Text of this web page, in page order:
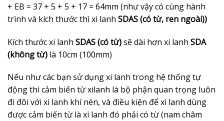
+ EB = 37 + 5 + 5 + 17 = 64mm (như vậy có cùng hành
trình và kích thước thì xi lanh SDAS (có từ, ren ngoài))
Kích thước xi lanh SDAS (có từ)sẽ dài hơn xi lanh SDA
(không từ) là 10cm (100mm)
Nếu như các bạn sử dụng xi lanh trong hệ thống tự
động thì cảm biến từ xilanh là bộ phận quan trọng luôn
đi đôi với xi lanh khí nén, và điều kiện để xi lanh dùng
được cảm biến từ là xi lanh đó phải có từ (nam châm